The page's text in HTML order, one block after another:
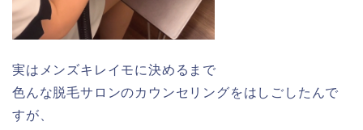
実はメンズキレイモに決めるまで
色んな脱毛サロンのカウンセリングをはしごしたんで
すが、